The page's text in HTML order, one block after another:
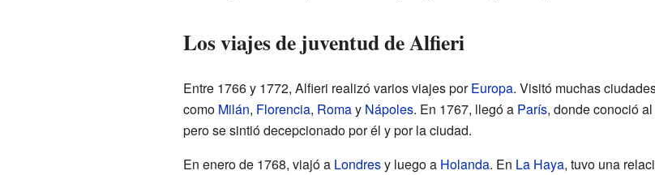
Los viajes de juventud de Alfieri
Entre 1766 y 1772, Alfieri realizó varios viajes porEuropa. Visitó muchas
como Milán, Florencia, Romay Nápoles. En 1767, llegó a París, donde conoció
pero se sintió decepcionado por él y por la ciudad.
En enero de 1768, viajó a Londresy luego a Holanda. En La Haya, tuvo una